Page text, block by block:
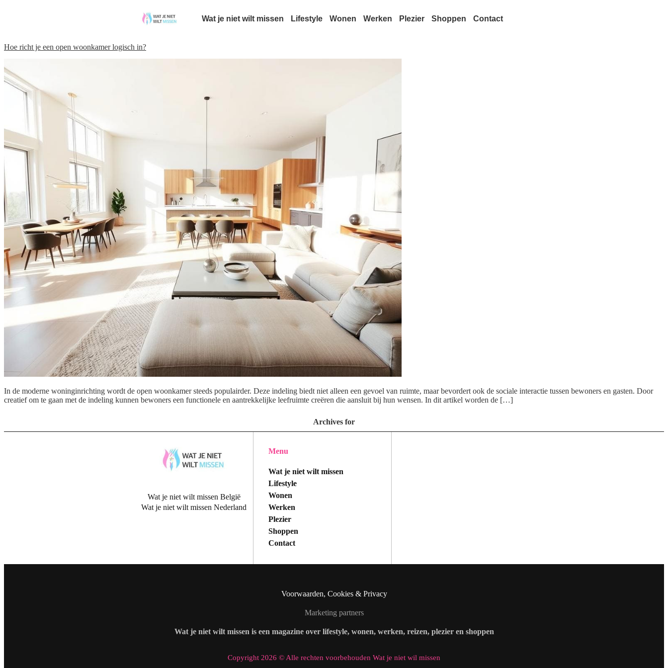
Wat je niet wilt missen Lifestyle Wonen Werken Plezier Shoppen Contact
Hoe richt je een open woonkamer logisch in?
In de moderne woninginrichting wordt de open woonkamer steeds populairder. Deze indeling biedt niet alleen een gevoel van ruimte, maar bevordert ook de sociale interactie tussen bewoners en gasten. Door
creatief om te gaan met de indeling kunnen bewoners een functionele en aantrekkelijke leefruimte creëren die aansluit bij hun wensen. In dit artikel worden de […]
Archives for
Wat je niet wilt missen België
Wat je niet wilt missen Nederland
Menu
Wat je niet wilt missen
Lifestyle
Wonen
Werken
Plezier
Shoppen
Contact
Voorwaarden, Cookies & Privacy
Marketing partners
Wat je niet wilt missen is een magazine over lifestyle, wonen, werken, reizen, plezier en shoppen
Copyright 2026 © Alle rechten voorbehouden Wat je niet wil missen